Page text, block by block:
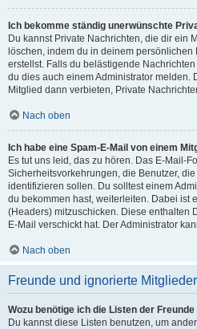
Ich bekomme ständig unerwünschte
Du kannst Private Nachrichten, die dir ein
löschen, indem du in deinem
erstellst. Falls du belästigende
du dies auch einem Administrator melden.
Mitglied dann verbieten, Private
Nach oben
Ich habe eine Spam-E-Mail von einem
Es tut uns leid, das zu hören. Das E-Mail-
Sicherheitsvorkehrungen, die Benutzer,
identifizieren sollen. Du solltest einem
du bekommen hast, weiterleiten. Dabei ist
(Headers) mitzuschicken. Diese enthalten
E-Mail verschickt hat. Der Administrator
Nach oben
Freunde und ignorierte Mitglieder
Wozu benötige ich die Listen der
Du kannst diese Listen benutzen, um